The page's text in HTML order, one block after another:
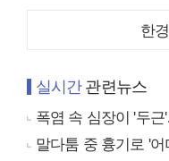
한
실시간관련뉴스
폭염 속 심장이 '두
말다툼 중 흉기로 '